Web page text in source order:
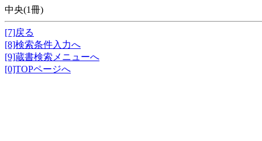
中央(1冊)
[7]戻る
[8]検索条件入力へ
[9]蔵書検索メニューへ
[0]TOPページへ